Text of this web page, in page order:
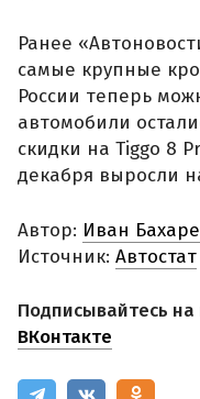
Ранее
самые крупные
России теперь
автомобили
скидки на Tiggo 8
декабря выросли
Автор: Иван
Источник: Автостат
Подписывайтесь на
ВКонтакте